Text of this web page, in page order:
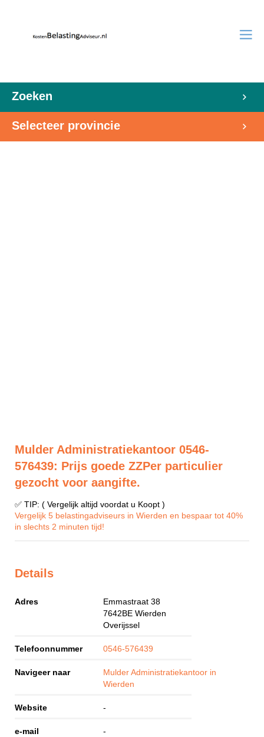
Zoeken
Selecteer provincie
Mulder Administratiekantoor 0546-
576439: Prijs goede ZZPer particulier
gezocht voor aangifte.
✅ TIP: ( Vergelijk altijd voordat u Koopt )
Vergelijk 5 belastingadviseurs in Wierden en bespaar tot 40%
in slechts 2 minuten tijd!
Details
Adres
Emmastraat 38
7642BE Wierden
Overijssel
Telefoonnummer 0546-576439
Navigeer naar
Mulder Administratiekantoor in
Wierden
Website -
e-mail -